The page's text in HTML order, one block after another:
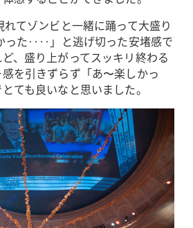
てゾンビと一緒に踊って大盛り
った‥‥」と逃げ切った安堵感で
、盛り上がってスッキリ終わる
を引きずらず「あ〜楽しかっ
ても良いなと思いました。